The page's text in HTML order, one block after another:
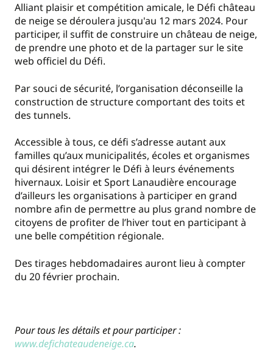
Alliant plaisir et compétition amicale, le Défi château
de neige se déroulera jusqu'au 12 mars 2024. Pour
participer, il suffit de construire un château de neige,
de prendre une photo et de la partager sur le site
web officiel du Défi.
Par souci de sécurité, l’organisation déconseille la
construction de structure comportant des toits et
des tunnels.
Accessible à tous, ce défi s’adresse autant aux
familles qu’aux municipalités, écoles et organismes
qui désirent intégrer le Défi à leurs événements
hivernaux. Loisir et Sport Lanaudière encourage
d’ailleurs les organisations à participer en grand
nombre afin de permettre au plus grand nombre de
citoyens de profiter de l’hiver tout en participant à
une belle compétition régionale.
Des tirages hebdomadaires auront lieu à compter
du 20 février prochain.
Pour tous les détails et pour participer :
www.defichateaudeneige.ca.